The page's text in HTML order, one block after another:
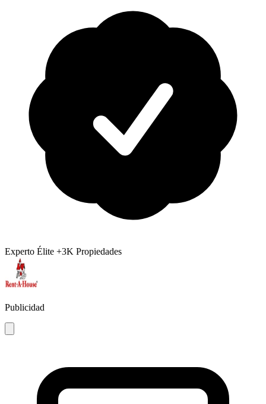
Experto Élite +3K Propiedades
Publicidad